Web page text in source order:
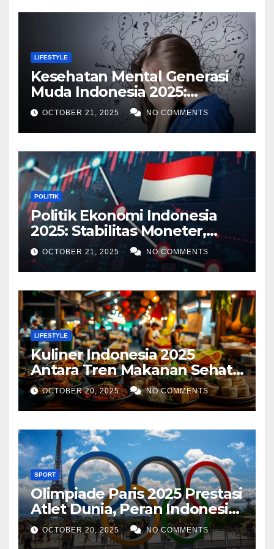
LIFESTYLE
Kesehatan Mental Generasi
Muda Indonesia 2025:
Tantangan Digital,
Dukungan Sosial, dan Peran
Pendidikan
OCTOBER 21, 2025 NO COMMENTS
POLITIK
Politik Ekonomi Indonesia
2025: Stabilitas Moneter,
Tantangan Global, dan
Strategi Pertumbuhan
OCTOBER 21, 2025 NO COMMENTS
LIFESTYLE
Kuliner Indonesia 2025
Antara Tren Makanan Sehat,
Street Food Digital, dan
Ekspansi Global
OCTOBER 20, 2025 NO COMMENTS
SPORT
Olimpiade Paris 2025 Prestasi
Atlet Dunia, Peran Indonesia,
dan Inovasi Teknologi
Olahraga
OCTOBER 20, 2025 NO COMMENTS